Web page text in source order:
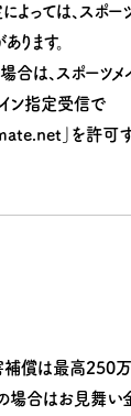
よっては、スポー
ります。
合は、スポーツメ
イン指定受信で
」を許可す
償は最高250万
合はお見舞い